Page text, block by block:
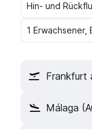
Hin- und
1
Frankfurt
Málaga